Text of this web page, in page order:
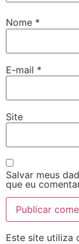
Nome *
E-mail *
Site
Salvar meus
que eu
Este site utiliza